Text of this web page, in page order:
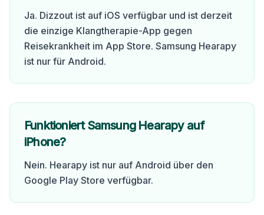
Ja. Dizzout ist auf iOS verfügbar und ist derzeit
die einzige Klangtherapie-App gegen
Reisekrankheit im App Store. Samsung Hearapy
ist nur für Android.
Funktioniert Samsung Hearapy auf
iPhone?
Nein. Hearapy ist nur auf Android über den
Google Play Store verfügbar.